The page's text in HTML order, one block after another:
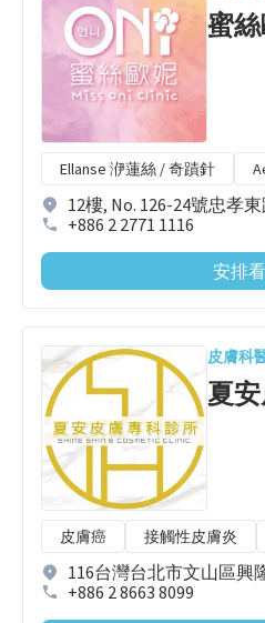
蜜
Ellanse 洢蓮絲 / 奇蹟針
+886 2 2771 1116
安排
皮膚科
夏
皮膚癌 接觸性皮膚炎
116台灣台北市文山區興
+886 2 8663 8099